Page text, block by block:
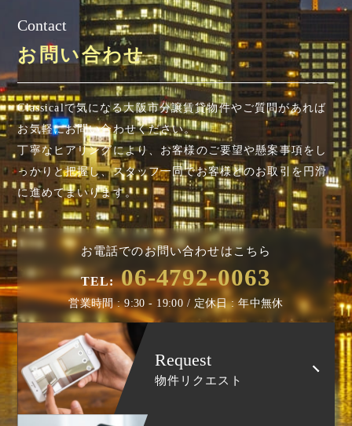
Contact
お問い合わせ
Classicalで気になる大阪市分譲賃貸物件やご質問があれば
お気軽にお問い合わせください。
丁寧なヒアリングにより、お客様のご要望や懸案事項を し
っかりと把握し、スタッフ一同でお客様とのお取引を円滑
に進めてまいります。
お電話でのお問い合わせはこちら
TEL: 06-4792-0063
営業時間 : 9:30 - 19:00 / 定休日 : 年中無休
Request
物件リクエスト